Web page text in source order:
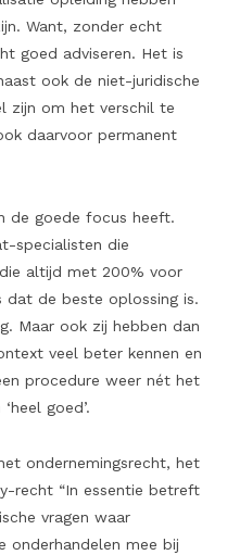
Want, zonder echt
goed adviseren. Het is
ook de niet-juridische
zijn om het verschil te
daarvoor permanent
de goede focus heeft.
specialisten die
altijd met 200% voor
dat de beste oplossing is.
Maar ook zij hebben dan
veel beter kennen en
procedure weer nét het
goed’.
ondernemingsrecht, het
recht “In essentie betreft
vragen waar
onderhandelen mee bij